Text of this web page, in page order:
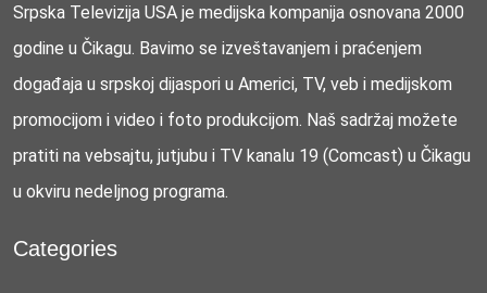
Srpska Televizija USA je medijska kompanija osnovana 2000
godine u Čikagu. Bavimo se izveštavanjem i praćenjem
događaja u srpskoj dijaspori u Americi, TV, veb i medijskom
promocijom i video i foto produkcijom. Naš sadržaj možete
pratiti na vebsajtu, jutjubu i TV kanalu 19 (Comcast) u Čikagu
u okviru nedeljnog programa.
Categories